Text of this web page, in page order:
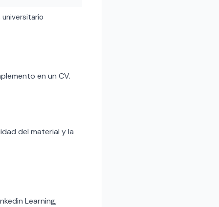
universitario
en un CV.
del material y la
Learning,